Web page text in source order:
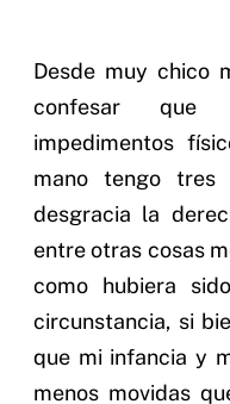
Desde muy chico
confesar que
impedimentos
mano tengo
desgracia la
entre otras cosas
como hubiera
circunstancia, si
que mi infancia y
menos movidas